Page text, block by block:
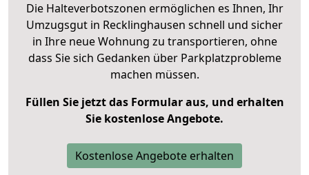
Die Halteverbotszonen ermöglichen es Ihnen, Ihr
Umzugsgut in Recklinghausen schnell und sicher
in Ihre neue Wohnung zu transportieren, ohne
dass Sie sich Gedanken über Parkplatzprobleme
machen müssen.
Füllen Sie jetzt das Formular aus, und erhalten
Sie kostenlose Angebote.
Kostenlose Angebote erhalten